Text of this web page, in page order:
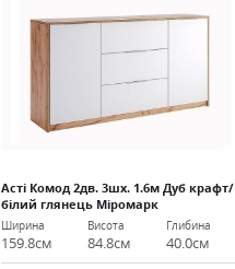
Асті Комод 2дв. 3шх. 1.6м Дуб крафт/
білий глянець Міромарк
Ширина
159.8см
Висота
84.8см
Глибина
40.0см